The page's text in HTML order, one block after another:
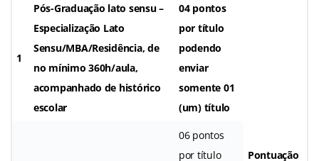
1
Pós-Graduação lato sensu –
Especialização Lato
Sensu/MBA/Residência, de
no mínimo 360h/aula,
acompanhado de histórico
escolar
04 pontos
por título
podendo
enviar
somente 01
(um) título
Pontuação
06 pontos
por título